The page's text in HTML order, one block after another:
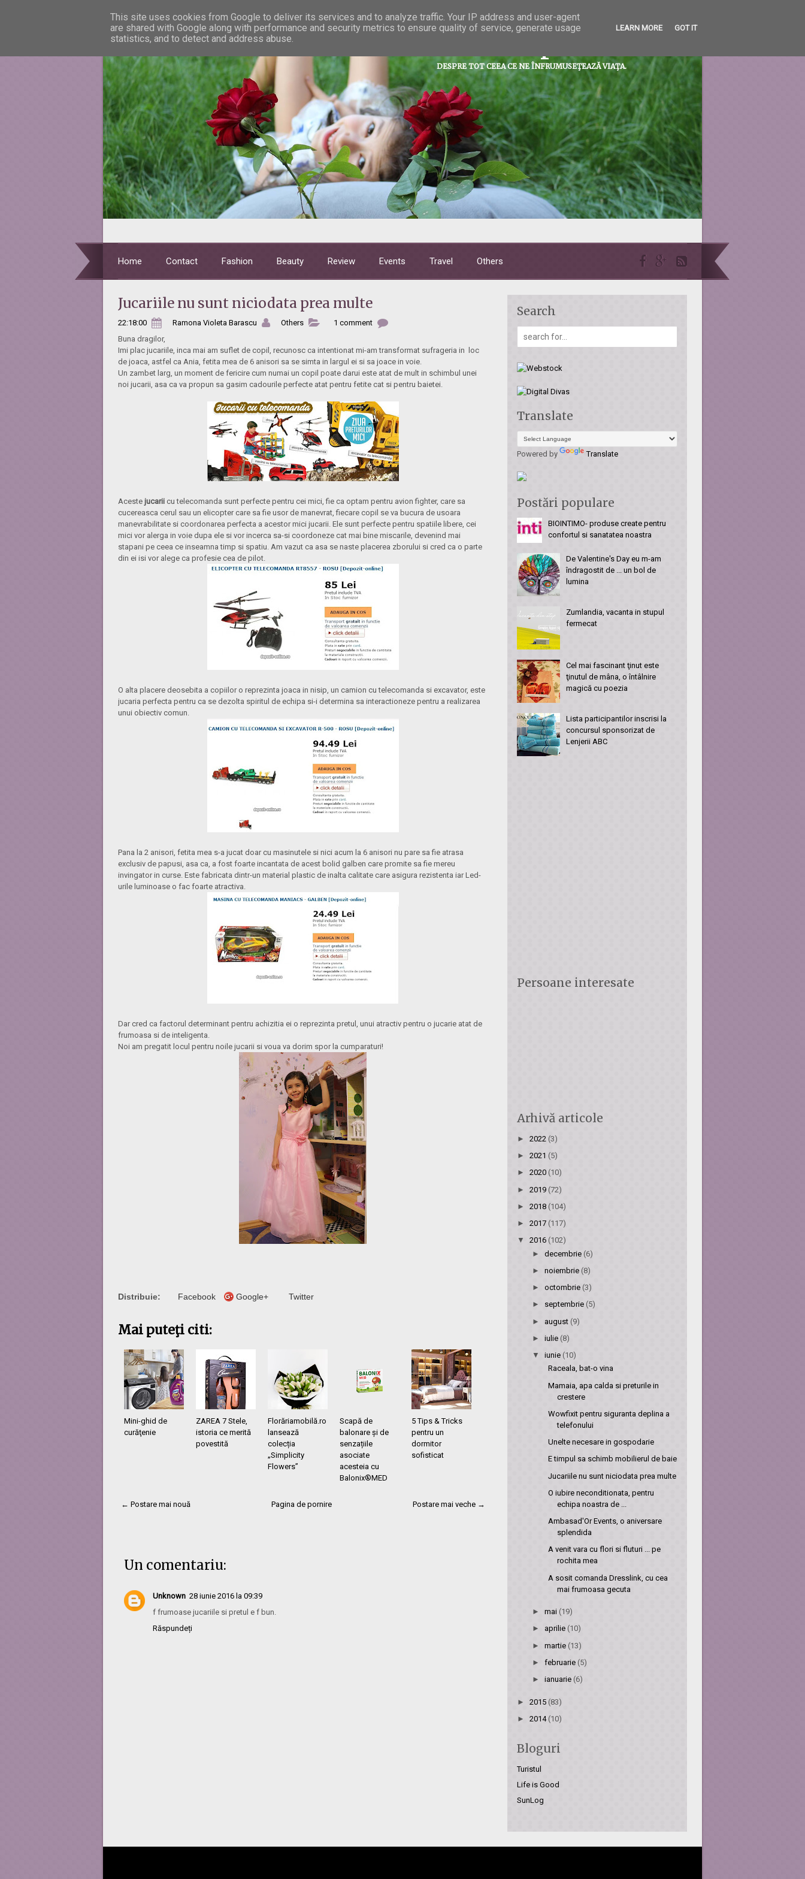
La taifas cu prietenii...
DESPRE TOT CEEA CE NE ÎNFRUMUSEŢEAZĂ VIAŢA.
Home Contact Fashion Beauty Review Events Travel Others
Jucariile nu sunt niciodata prea multe
22:18:00 Ramona Violeta Barascu Others
1 comment
Buna dragilor,
Imi plac jucariile, inca mai am suflet de copil, recunosc ca intentionat mi-am transformat sufrageria in loc
de joaca, astfel ca Ania, fetita mea de 6 anisori sa se simta in largul ei si sa joace in voie.
Un zambet larg, un moment de fericire cum numai un copil poate darui este atat de mult in schimbul unei
noi jucarii, asa ca va propun sa gasim cadourile perfecte atat pentru fetite cat si pentru baietei.
Aceste jucarii cu telecomanda sunt perfecte pentru cei mici, fie ca optam pentru avion fighter, care sa
cucereasca cerul sau un elicopter care sa fie usor de manevrat, fiecare copil se va bucura de usoara
manevrabilitate si coordonarea perfecta a acestor mici jucarii. Ele sunt perfecte pentru spatiile libere, cei
mici vor alerga in voie dupa ele si vor incerca sa-si coordoneze cat mai bine miscarile, devenind mai
stapani pe ceea ce inseamna timp si spatiu. Am vazut ca asa se naste placerea zborului si cred ca o parte
din ei isi vor alege ca profesie cea de pilot.
O alta placere deosebita a copiilor o reprezinta joaca in nisip, un camion cu telecomanda si excavator, este
jucaria perfecta pentru ca se dezolta spiritul de echipa si-i determina sa interactioneze pentru a realizarea
unui obiectiv comun.
Pana la 2 anisori, fetita mea s-a jucat doar cu masinutele si nici acum la 6 anisori nu pare sa fie atrasa
exclusiv de papusi, asa ca, a fost foarte incantata de acest bolid galben care promite sa fie mereu
invingator in curse. Este fabricata dintr-un material plastic de inalta calitate care asigura rezistenta iar Led-
urile luminoase o fac foarte atractiva.
Dar cred ca factorul determinant pentru achizitia ei o reprezinta pretul, unui atractiv pentru o jucarie atat de
frumoasa si de inteligenta.
Noi am pregatit locul pentru noile jucarii si voua va dorim spor la cumparaturi!
Distribuie: Facebook Google+ Twitter
Mai puteţi citi:
Mini-ghid de
curăţenie
ZAREA 7 Stele,
istoria ce merită
povestită
Florăriamobilă.ro
lansează
colecția
„Simplicity
Flowers”
Scapă de
balonare și de
senzațiile
asociate
acesteia cu
Balonix®MED
5 Tips & Tricks
pentru un
dormitor
sofisticat
← Postare mai nouă Postare mai veche →
Pagina de pornire
Un comentariu:
Unknown 28 iunie 2016 la 09:39
f frumoase jucariile si pretul e f bun.
Răspundeți
Search
Translate
Powered by Translate
Postări populare
BIOINTIMO- produse create pentru
confortul si sanatatea noastra
De Valentine's Day eu m-am
îndragostit de ... un bol de
lumina
Zumlandia, vacanta in stupul
fermecat
Cel mai fascinant ţinut este
ţinutul de mâna, o întâlnire
magică cu poezia
Lista participantilor inscrisi la
concursul sponsorizat de
Lenjerii ABC
Persoane interesate
Arhivă articole
► 2022 (3)
► 2021 (5)
► 2020 (10)
► 2019 (72)
► 2018 (104)
► 2017 (117)
▼ 2016 (102)
►decembrie (6)
►noiembrie(8)
►octombrie (3)
► septembrie (5)
►august (9)
►iulie(8)
▼iunie (10)
Raceala, bat-o vina
Mamaia, apa calda si preturile in
crestere
Wowfixit pentru siguranta deplina a
telefonului
Unelte necesare in gospodarie
E timpul sa schimb mobilierul de baie
Jucariile nu sunt niciodata prea multe
O iubire neconditionata, pentru
echipa noastra de ...
Ambasad'Or Events, o aniversare
splendida
A venit vara cu flori si fluturi ... pe
rochita mea
A sosit comanda Dresslink, cu cea
mai frumoasa gecuta
►mai (19)
► aprilie (10)
►martie (13)
►februarie (5)
►ianuarie (6)
► 2015 (83)
► 2014 (10)
Bloguri
Turistul
Life is Good
SunLog
This site uses cookies from Google to deliver its services and to analyze traffic. Your IP address and user-agent
are shared with Google along with performance and security metrics to ensure quality of service, generate usage
statistics, and to detect and address abuse.
LEARN MORE GOT IT